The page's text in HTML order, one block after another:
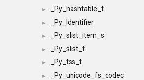
► _Py_hashtable_t
► _Py_Identifier
► _Py_slist_item_s
► _Py_slist_t
► _Py_tss_t
► _Py_unicode_fs_codec